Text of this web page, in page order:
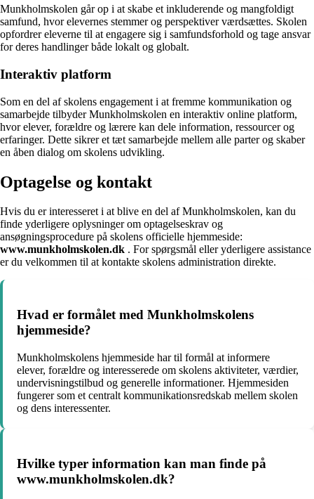
Munkholmskolen går op i at skabe et inkluderende og mangfoldigt
samfund, hvor elevernes stemmer og perspektiver værdsættes. Skolen
opfordrer eleverne til at engagere sig i samfundsforhold og tage ansvar
for deres handlinger både lokalt og globalt.
Interaktiv platform
Som en del af skolens engagement i at fremme kommunikation og
samarbejde tilbyder Munkholmskolen en interaktiv online platform,
hvor elever, forældre og lærere kan dele information, ressourcer og
erfaringer. Dette sikrer et tæt samarbejde mellem alle parter og skaber
en åben dialog om skolens udvikling.
Optagelse og kontakt
Hvis du er interesseret i at blive en del af Munkholmskolen, kan du
finde yderligere oplysninger om optagelseskrav og
ansøgningsprocedure på skolens officielle hjemmeside:
www.munkholmskolen.dk . For spørgsmål eller yderligere assistance
er du velkommen til at kontakte skolens administration direkte.
Hvad er formålet med Munkholmskolens
hjemmeside?
Munkholmskolens hjemmeside har til formål at informere
elever, forældre og interesserede om skolens aktiviteter, værdier,
undervisningstilbud og generelle informationer. Hjemmesiden
fungerer som et centralt kommunikationsredskab mellem skolen
og dens interessenter.
Hvilke typer information kan man finde på
www.munkholmskolen.dk?